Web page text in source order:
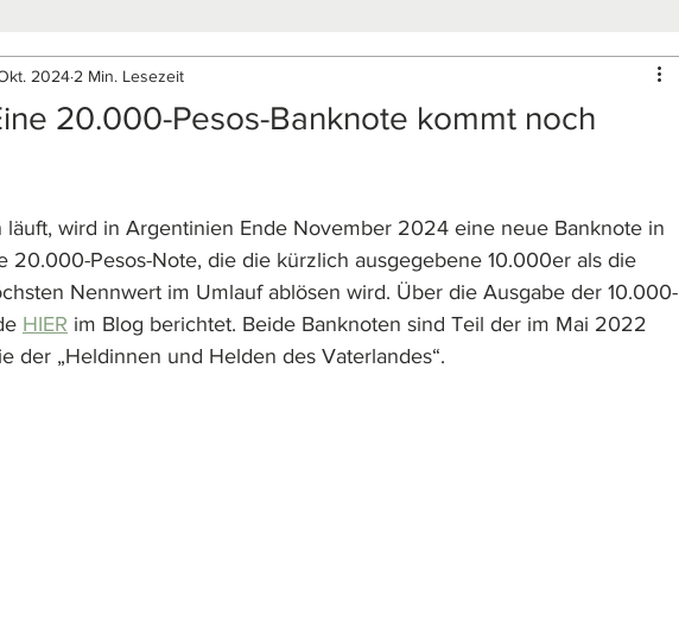
20.000-Pesos-Banknote kommt noch
2024 2 Min. Lesezeit
läuft, wird in Argentinien Ende November 2024 eine neue Banknote in
20.000-Pesos-Note, die die kürzlich ausgegebene 10.000er als die
Nennwert im Umlauf ablösen wird. Über die Ausgabe der 10.000-
HIER im Blog berichtet. Beide Banknoten sind Teil der im Mai 2022
der „Heldinnen und Helden des Vaterlandes“.